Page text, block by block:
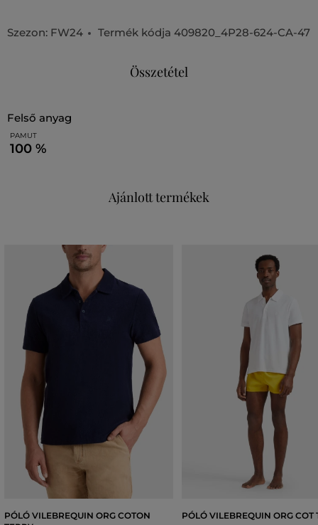
Szezon: FW24 Termék kódja 409820_4P28-624-CA-47
Összetétel
felső anyag
PAMUT
100 %
Ajánlott termékek
PÓLÓ VILEBREQUIN ORG COTON
PÓLÓ VILEBREQUIN ORG COT